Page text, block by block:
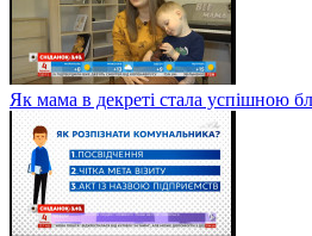
Як мама в декреті стала успішною